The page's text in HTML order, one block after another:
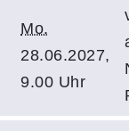
Mo.
28.06.2027,
9.00 Uhr